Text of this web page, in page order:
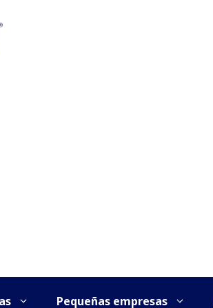
Pequeñas empresas